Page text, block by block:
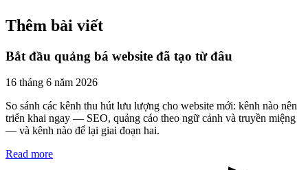
Thêm bài viết
Bắt đầu quảng bá website đã tạo từ đâu
16 tháng 6 năm 2026
So sánh các kênh thu hút lưu lượng cho website mới: kênh nào nên
triển khai ngay — SEO, quảng cáo theo ngữ cảnh và truyền miệng
— và kênh nào để lại giai đoạn hai.
Read more